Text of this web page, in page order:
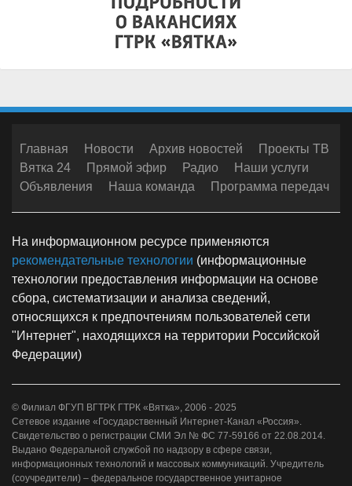
Главная Новости Архив новостей
Проекты ТВ
Вятка 24
Прямой эфир Радио
Наши услуги
Объявления
Наша команда Программа передач
На информационном ресурсе применяются
рекомендательные технологии (информационные
технологии предоставления информации на основе
сбора, систематизации и анализа сведений,
относящихся к предпочтениям пользователей сети
"Интернет", находящихся на территории Российской
Федерации)
© Филиал ФГУП ВГТРК ГТРК «Вятка», 2006 - 2025
Сетевое издание «Государственный Интернет-Канал «Россия».
Свидетельство о регистрации СМИ Эл № ФС 77-59166 от 22.08.2014.
Выдано Федеральной службой по надзору в сфере связи,
информационных технологий и массовых коммуникаций. Учредитель
(соучредители) – федеральное государственное унитарное